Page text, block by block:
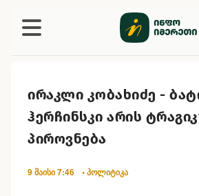
ირაკლი კობახიძე -
ჰერჩინსკი არის
პიროვნება
9 მაისი 7:46 • პოლიტიკა